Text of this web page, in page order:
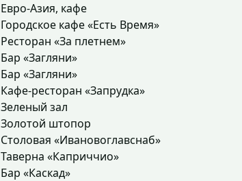
Евро-Азия, кафе
Городское кафе «Есть Время»
Ресторан «За плетнем»
Бар «Загляни»
Бар «Загляни»
Кафе-ресторан «Запрудка»
Зеленый зал
Золотой штопор
Столовая «Ивановоглавснаб»
Таверна «Каприччио»
Бар «Каскад»